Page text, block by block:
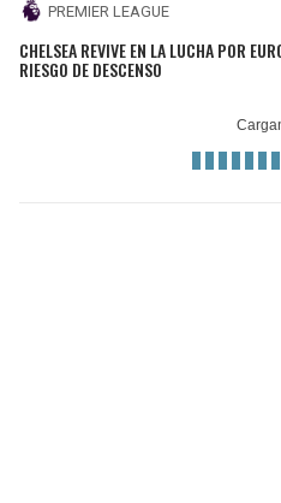
PREMIER LEAGUE
CHELSEA REVIVE EN LA LUCHA POR
RIESGO DE DESCENSO